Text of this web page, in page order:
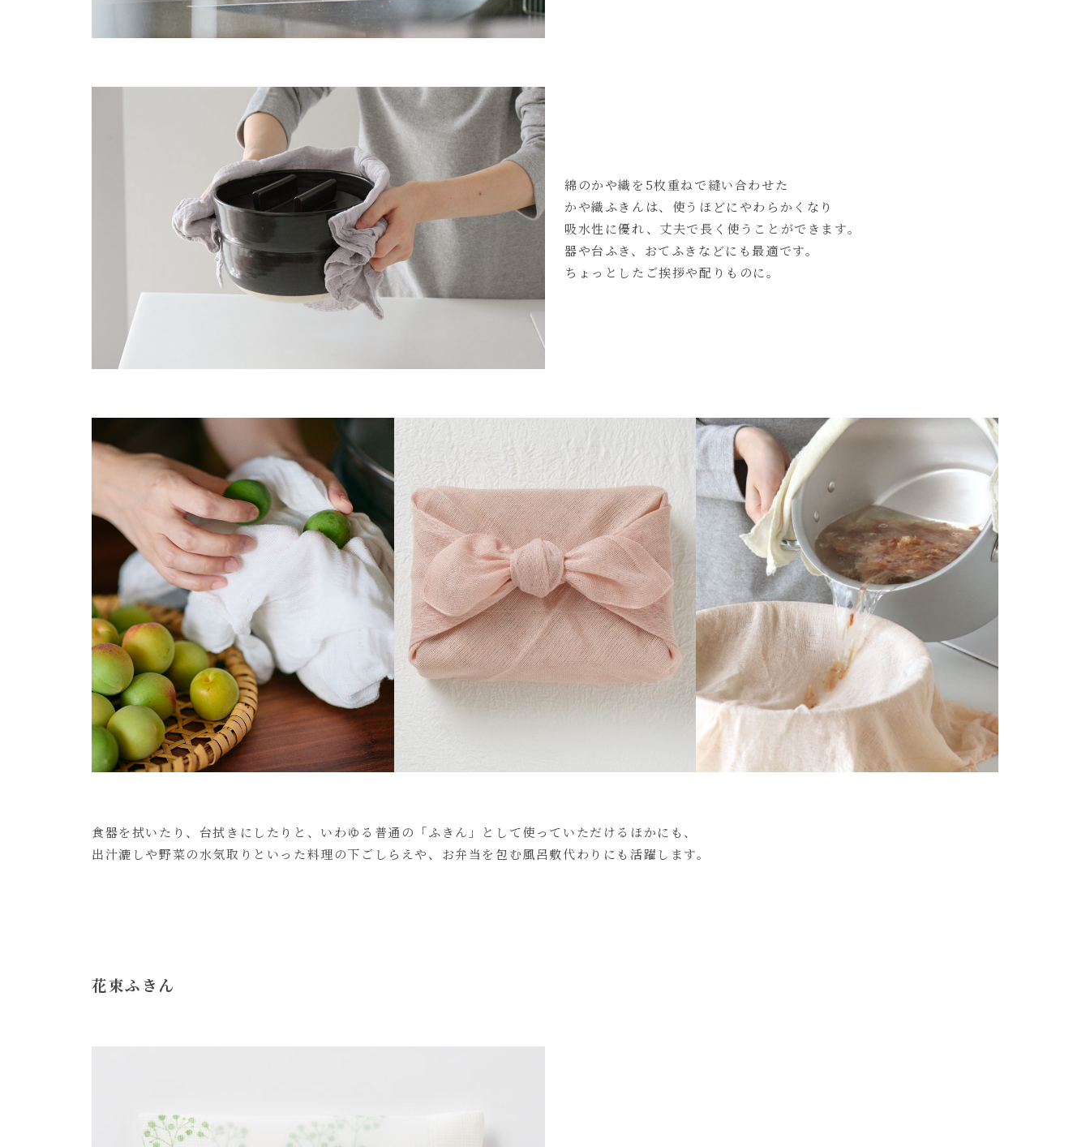
綿のかや織を5枚重ねで縫い合わせた
かや織ふきんは、使うほどにやわらかくなり
吸水性に優れ、丈夫で長く使うことができます。
器や台ふき、おてふきなどにも最適です。
ちょっとしたご挨拶や配りものに。
食器を拭いたり、台拭きにしたりと、いわゆる普通の「ふきん」として使っていただけるほかにも、
出汁漉しや野菜の水気取りといった料理の下ごしらえや、お弁当を包む風呂敷代わりにも活躍します。
花束ふきん